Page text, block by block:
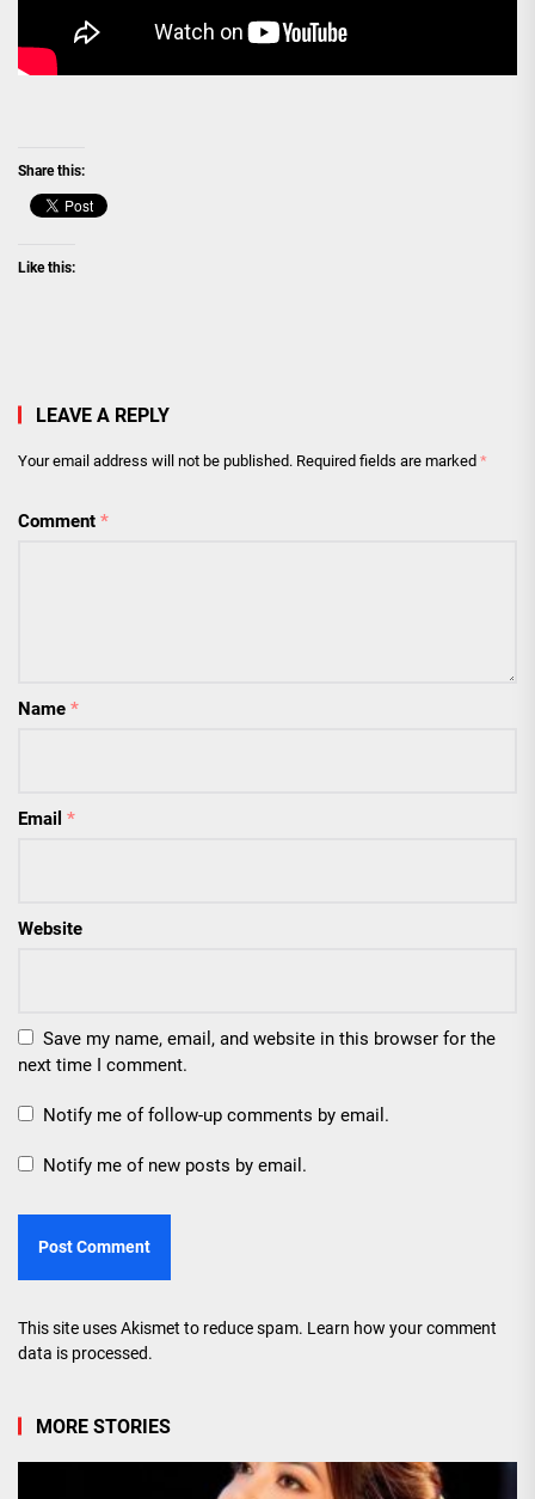
Share this:
Like this:
LEAVE A REPLY
Your email address will not be published. Required fields are marked *
Comment *
Name *
Email *
Website
Save my name, email, and website in this browser for the
next time I comment.
Notify me of follow-up comments by email.
Notify me of new posts by email.
This site uses Akismet to reduce spam. Learn how your comment
data is processed.
MORE STORIES